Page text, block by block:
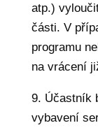
atp.)
části. V
programu
na vrácení
9. Účastník
vybavení